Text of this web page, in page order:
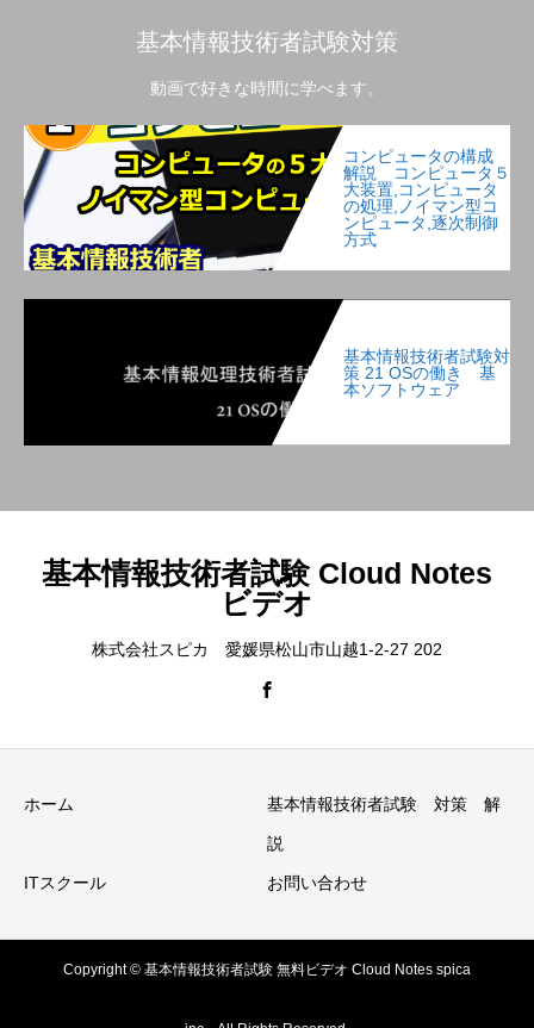
基本情報技術者試験対策
動画で好きな時間に学べます。
コンピュータの構成
解説 コンピュータ５
大装置,コンピュータ
の処理,ノイマン型コ
ンピュータ,逐次制御
方式
基本情報技術者試験対
策 21 OSの働き 基
本ソフトウェア
基本情報技術者試験 Cloud Notes
ビデオ
株式会社スピカ 愛媛県松山市山越1-2-27 202
ホーム 基本情報技術者試験 対策 解
説
ITスクール お問い合わせ
Copyright © 基本情報技術者試験 無料ビデオ Cloud Notes spica